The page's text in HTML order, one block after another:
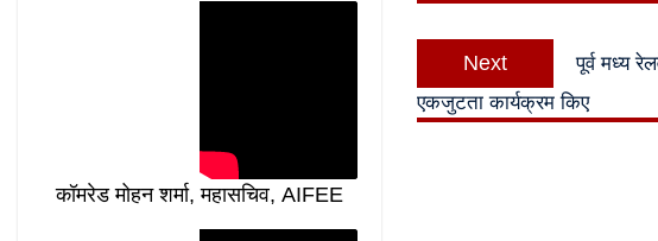
Next
Next
post:
पूर्व मध्य
एकजुटता कार्यक्रम किए
कॉमरेड मोहन शर्मा, महासचिव, AIFEE